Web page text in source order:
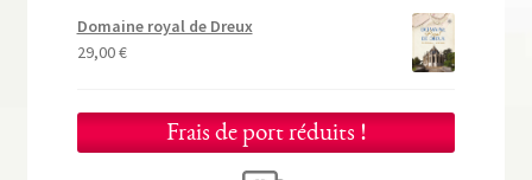
Domaine royal de Dreux
29,00€
Frais de port réduits !